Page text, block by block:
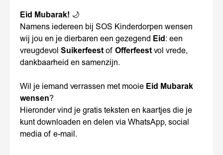
Eid Mubarak! 🌙
Namens iedereen bij SOS Kinderdorpen wensen
wij jou en je dierbaren een gezegend Eid: een
vreugdevol Suikerfeest of Offerfeest vol vrede,
dankbaarheid en samenzijn.
Wil je iemand verrassen met mooie Eid Mubarak
wensen?
Hieronder vind je gratis teksten en kaartjes die je
kunt downloaden en delen via WhatsApp, social
media of e-mail.